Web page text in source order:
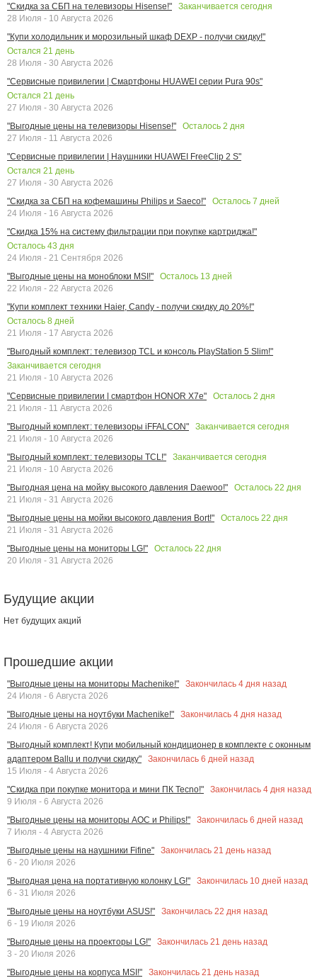
"Скидка за СБП на телевизоры Hisense!"
Заканчивается сегодня
28 Июля - 10 Августа 2026
"Купи холодильник и морозильный шкаф DEXP - получи скидку!"
Остался 21 день
28 Июля - 30 Августа 2026
"Сервисные привилегии | Смартфоны HUAWEI серии Pura 90s"
Остался 21 день
27 Июля - 30 Августа 2026
"Выгодные цены на телевизоры Hisense!"
Осталось 2 дня
27 Июля - 11 Августа 2026
"Сервисные привилегии | Наушники HUAWEI FreeClip 2 S"
Остался 21 день
27 Июля - 30 Августа 2026
"Скидка за СБП на кофемашины Philips и Saeco!"
Осталось 7 дней
24 Июля - 16 Августа 2026
"Скидка 15% на систему фильтрации при покупке картриджа!"
Осталось 43 дня
24 Июля - 21 Сентября 2026
"Выгодные цены на моноблоки MSI!"
Осталось 13 дней
22 Июля - 22 Августа 2026
"Купи комплект техники Haier, Candy - получи скидку до 20%!"
Осталось 8 дней
21 Июля - 17 Августа 2026
"Выгодный комплект: телевизор TCL и консоль PlayStation 5 Slim!"
Заканчивается сегодня
21 Июля - 10 Августа 2026
"Сервисные привилегии | смартфон HONOR X7e"
Осталось 2 дня
21 Июля - 11 Августа 2026
"Выгодный комплект: телевизоры iFFALCON"
Заканчивается сегодня
21 Июля - 10 Августа 2026
"Выгодный комплект: телевизоры TCL!"
Заканчивается сегодня
21 Июля - 10 Августа 2026
"Выгодная цена на мойку высокого давления Daewoo!"
Осталось 22 дня
21 Июля - 31 Августа 2026
"Выгодные цены на мойки высокого давления Bort!"
Осталось 22 дня
21 Июля - 31 Августа 2026
"Выгодные цены на мониторы LG!"
Осталось 22 дня
20 Июля - 31 Августа 2026
Будущие акции
Нет будущих акций
Прошедшие акции
"Выгодные цены на мониторы Machenike!" Закончилась 4 дня назад
24 Июля - 6 Августа 2026
"Выгодные цены на ноутбуки Machenike!"
Закончилась 4 дня назад
24 Июля - 6 Августа 2026
"Выгодный комплект! Купи мобильный кондиционер в комплекте с оконным
адаптером Ballu и получи скидку"
Закончилась 6 дней назад
15 Июля - 4 Августа 2026
"Скидка при покупке монитора и мини ПК Tecno!"
Закончилась 4 дня назад
9 Июля - 6 Августа 2026
"Выгодные цены на мониторы AOC и Philips!"
Закончилась 6 дней назад
7 Июля - 4 Августа 2026
"Выгодные цены на наушники Fifine"
Закончилась 21 день назад
6 - 20 Июля 2026
"Выгодная цена на портативную колонку LG!"
Закончилась 10 дней назад
6 - 31 Июля 2026
"Выгодные цены на ноутбуки ASUS!"
Закончилась 22 дня назад
6 - 19 Июля 2026
"Выгодные цены на проекторы LG!"
Закончилась 21 день назад
3 - 20 Июля 2026
"Выгодные цены на корпуса MSI!"
Закончилась 21 день назад